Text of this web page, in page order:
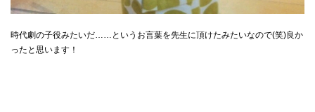
時代劇の子役みたいだ……というお言葉を先生に頂けたみたいなので(笑)良か
ったと思います！